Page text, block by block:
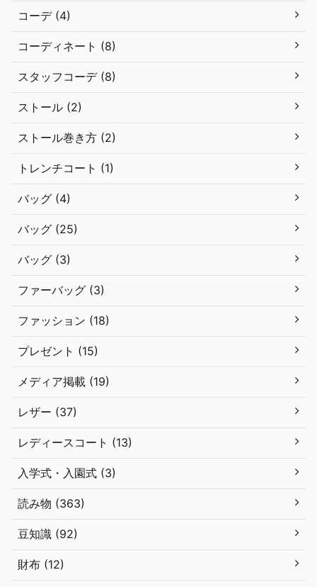
コーデ (4)
コーディネート (8)
スタッフコーデ (8)
ストール (2)
ストール巻き方 (2)
トレンチコート (1)
バッグ (4)
バッグ (25)
バッグ (3)
ファーバッグ (3)
ファッション (18)
プレゼント (15)
メディア掲載 (19)
レザー (37)
レディースコート (13)
入学式・入園式 (3)
読み物 (363)
豆知識 (92)
財布 (12)